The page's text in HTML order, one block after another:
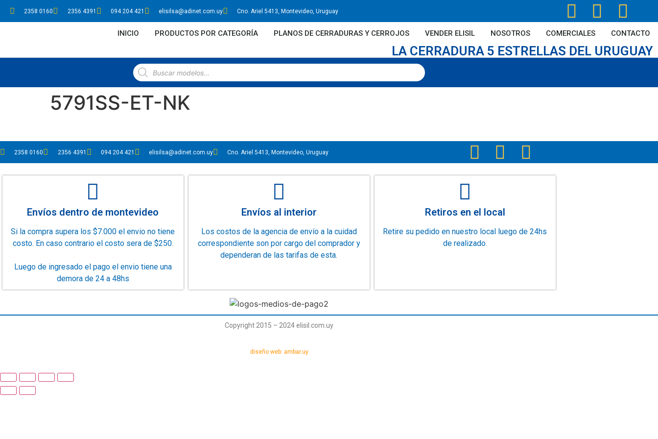
2358 0160 2356 4391 094 204 421 elisilsa@adinet.com.uy Cno. Ariel 5413, Montevideo, Uruguay
INICIO PRODUCTOS POR CATEGORÍA PLANOS DE CERRADURAS Y CERROJOS VENDER ELISIL NOSOTROS COMERCIALES CONTACTO
LA CERRADURA 5 ESTRELLAS DEL URUGUAY
5791SS-ET-NK
2358 0160 2356 4391 094 204 421 elisilsa@adinet.com.uy Cno. Ariel 5413, Montevideo, Uruguay
Envíos dentro de montevideo
Si la compra supera los $7.000 el envio no tiene
costo. En caso contrario el costo sera de $250.
Luego de ingresado el pago el envio tiene una
demora de 24 a 48hs
Envíos al interior
Los costos de la agencia de envío a la cuidad
correspondiente son por cargo del comprador y
dependeran de las tarifas de esta.
Retiros en el local
Retire su pedido en nuestro local luego de 24hs
de realizado.
Copyright 2015 – 2024 elisil.com.uy
diseño web: ambar.uy